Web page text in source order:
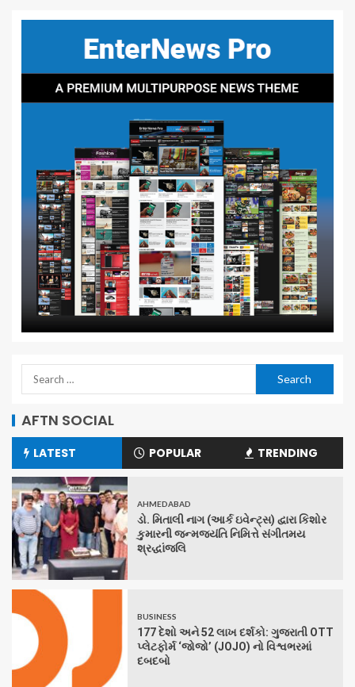
AFTN SOCIAL
LATEST POPULAR TRENDING
AHMEDABAD
ડો. મિતાલી નાગ (આર્ક ઇવેન્ટ્સ) દ્વારા કિશોર
કુમારની જન્મજયંતિ નિમિત્તે સંગીતમય
શ્રદ્ધાંજલિ
BUSINESS
177 દેશો અને 52 લાખ દર્શકો: ગુજરાતી OTT
પ્લેટફોર્મ ‘જોજો’ (JOJO) નો વિશ્વભરમાં
દબદબો